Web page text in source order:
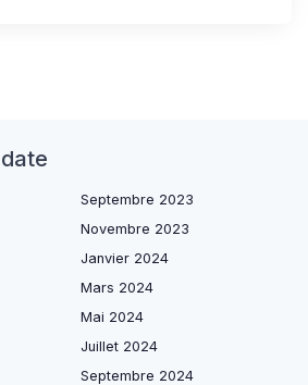
Septembre 2023
Novembre 2023
Janvier 2024
Mars 2024
Mai 2024
Juillet 2024
Septembre 2024